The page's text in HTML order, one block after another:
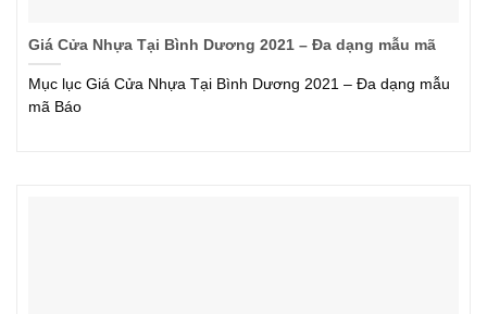
Giá Cửa Nhựa Tại Bình Dương 2021 – Đa dạng mẫu mã
Mục lục Giá Cửa Nhựa Tại Bình Dương 2021 – Đa dạng mẫu
mã Báo